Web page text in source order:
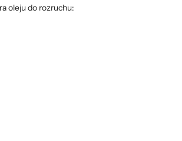
oleju do rozruchu: